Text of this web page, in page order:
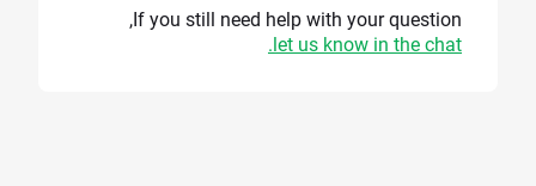
If you still need help with your question,
let us know in the chat.